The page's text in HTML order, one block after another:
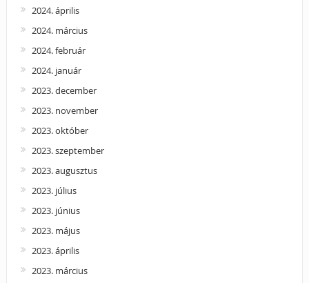
2024. április
2024. március
2024. február
2024. január
2023. december
2023. november
2023. október
2023. szeptember
2023. augusztus
2023. július
2023. június
2023. május
2023. április
2023. március